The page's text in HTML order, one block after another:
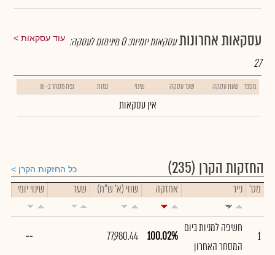
עסקאות אחרונות עוד עסקאות עסקאות יומיות:0מינימום לעסקה:
27
מספר שעת עסקה שער עסקה שינוי כמות נפח מסחר ב- ₪
אין עסקאות
החזקות הקרן (235) כל החזקות הקרן
מס' נייר אחזקה שווי (א' ש"ח) שער שינוי יומי
1
חשיפה למניות ביום
המסחר האחרון
100.02%
77,980.44
--